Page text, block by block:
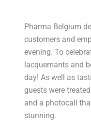
Pharma Belgium
customers and
evening. To
lacquemants and
day! As well as
guests were
and a photocall
stunning.